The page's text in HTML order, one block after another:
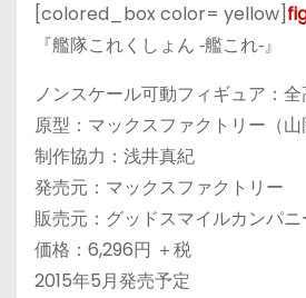
[colored_box color= yellow]
『艦隊これくしょん ‐艦これ‐』
ノンスケール可動フィギュア：全
原型：マックスファクトリー（山
制作協力：浅井真紀
発売元：マックスファクトリー
販売元：グッドスマイルカンパニ
価格：6,296円 ＋税
2015年5月発売予定